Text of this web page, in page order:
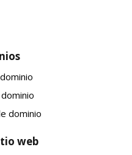
dominio
web